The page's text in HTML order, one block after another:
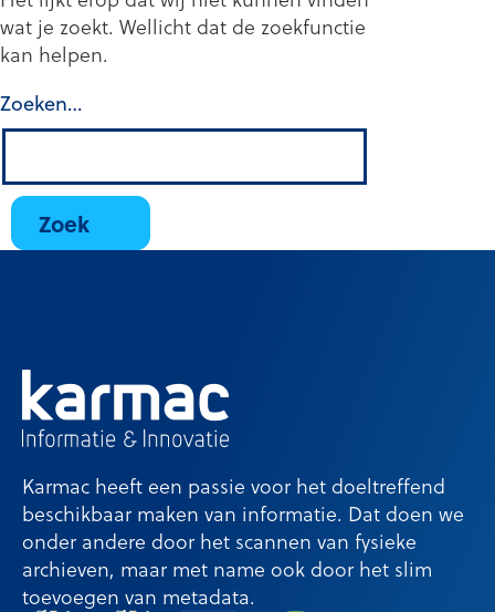
wat je zoekt. Wellicht dat de zoekfunctie
kan helpen.
Zoeken…
Karmac heeft een passie voor het doeltreffend
beschikbaar maken van informatie. Dat doen we
onder andere door het scannen van fysieke
archieven, maar met name ook door het slim
toevoegen van metadata.